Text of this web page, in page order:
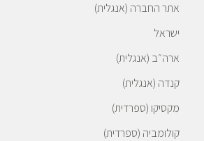
אתר החברה (אנגלית)
ישראל
ארה״ב (אנגלית)
קנדה (אנגלית)
מקסיקו (ספרדית)
קולומביה (ספרדית)